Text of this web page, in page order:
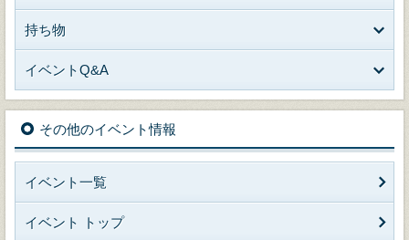
持ち物
イベントQ&A
その他のイベント情報
イベント一覧
イベント トップ